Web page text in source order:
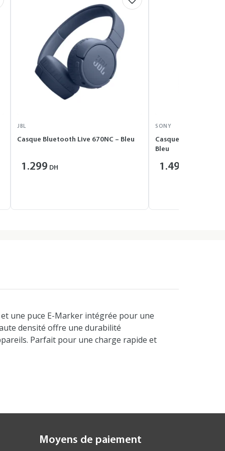
JBL
Casque Bluetooth Live 670NC – Bleu
1.299 DH
SONY
Casque Bluetooth
Bleu
1.499
et une puce E-Marker intégrée pour une
densité offre une durabilité
Parfait pour une charge rapide et
Moyens de paiement